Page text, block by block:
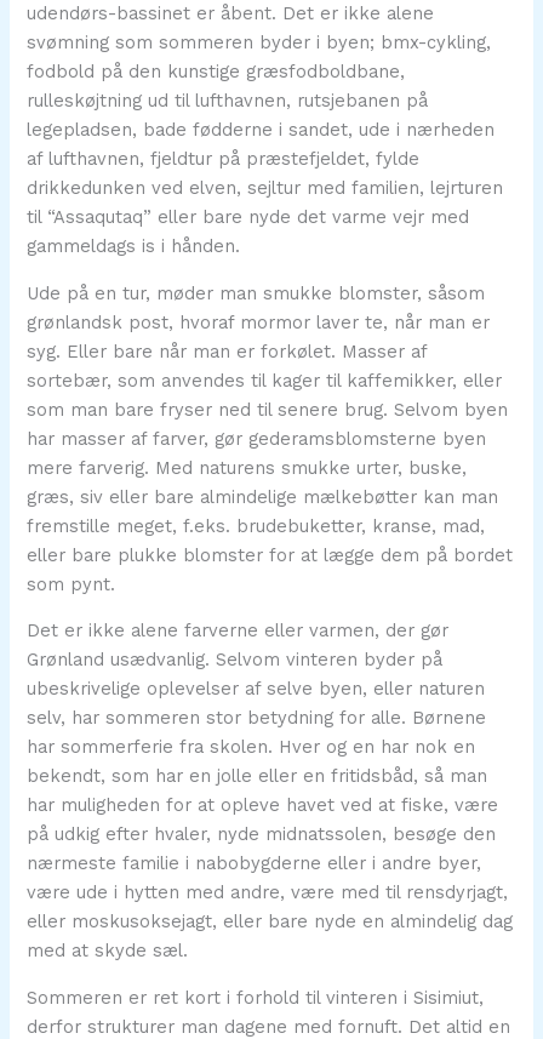
udendørs-bassinet er åbent. Det er ikke alene
svømning som sommeren byder i byen; bmx-cykling,
fodbold på den kunstige græsfodboldbane,
rulleskøjtning ud til lufthavnen, rutsjebanen på
legepladsen, bade fødderne i sandet, ude i nærheden
af lufthavnen, fjeldtur på præstefjeldet, fylde
drikkedunken ved elven, sejltur med familien, lejrturen
til “Assaqutaq” eller bare nyde det varme vejr med
gammeldags is i hånden.
Ude på en tur, møder man smukke blomster, såsom
grønlandsk post, hvoraf mormor laver te, når man er
syg. Eller bare når man er forkølet. Masser af
sortebær, som anvendes til kager til kaffemikker, eller
som man bare fryser ned til senere brug. Selvom byen
har masser af farver, gør gederamsblomsterne byen
mere farverig. Med naturens smukke urter, buske,
græs, siv eller bare almindelige mælkebøtter kan man
fremstille meget, f.eks. brudebuketter, kranse, mad,
eller bare plukke blomster for at lægge dem på bordet
som pynt.
Det er ikke alene farverne eller varmen, der gør
Grønland usædvanlig. Selvom vinteren byder på
ubeskrivelige oplevelser af selve byen, eller naturen
selv, har sommeren stor betydning for alle. Børnene
har sommerferie fra skolen. Hver og en har nok en
bekendt, som har en jolle eller en fritidsbåd, så man
har muligheden for at opleve havet ved at fiske, være
på udkig efter hvaler, nyde midnatssolen, besøge den
nærmeste familie i nabobygderne eller i andre byer,
være ude i hytten med andre, være med til rensdyrjagt,
eller moskusoksejagt, eller bare nyde en almindelig dag
med at skyde sæl.
Sommeren er ret kort i forhold til vinteren i Sisimiut,
derfor strukturer man dagene med fornuft. Det altid en